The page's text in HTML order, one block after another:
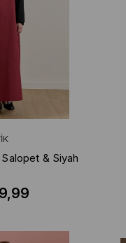
& Siyah